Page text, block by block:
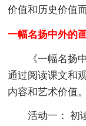
价值和历史价值
一幅名扬中外的
《一幅名扬中
通过阅读课文和
内容和艺术价值
活动一： 初读